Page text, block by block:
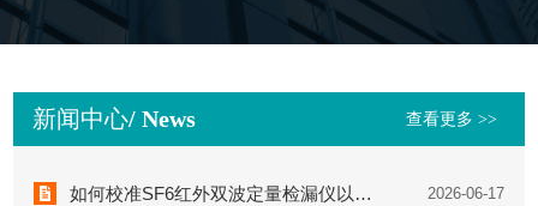
新闻中心/ News 查看更多 >>
如何校准SF6红外双波定量检漏仪以保证ppm级泄漏检测 2026-06-17